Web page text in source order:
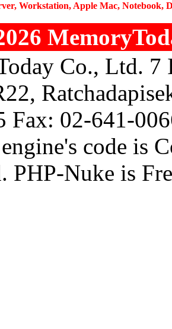
Workstation, Apple Mac, Notebook,
Co., Ltd.
Fax: 02-641-
code is
PHP-Nuke is